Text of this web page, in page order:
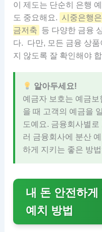
이 제도는 단순히 은행
도 중요해요. 시중은행
금저축 등 다양한 금융
다. 다만, 모든 금융 상품
지 않도록 잘 확인해야
알아두세요!
예금자 보호는 예금
을 때 고객의 예금을
도예요. 금융회사별
러 금융회사에 분산
하게 지키는 좋은 방
내 돈 안전하
예치 방법